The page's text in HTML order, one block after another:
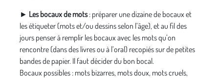
► Les bocaux de mots: préparer une dizaine de bocaux et
les étiqueter (mots et/ou dessins selon l’âge), et au fil des
jours penser à remplir les bocaux avec les mots qu’on
rencontre (dans des livres ou à l’oral) recopiés sur de petites
bandes de papier. Il faut décider du bon bocal.
Bocaux possibles : mots bizarres, mots doux, mots cruels,